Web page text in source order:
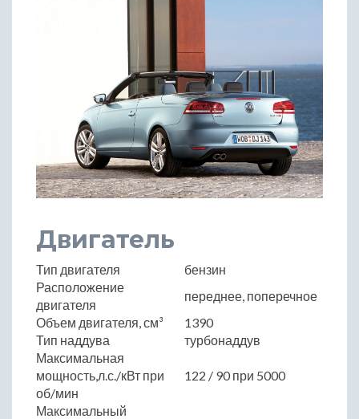
Двигатель
Тип двигателя
бензин
Расположение
двигателя
переднее, поперечное
Объем двигателя, см³
1390
Тип наддува
турбонаддув
Максимальная
мощность,л.с./кВт при
об/мин
122 / 90 при 5000
Максимальный